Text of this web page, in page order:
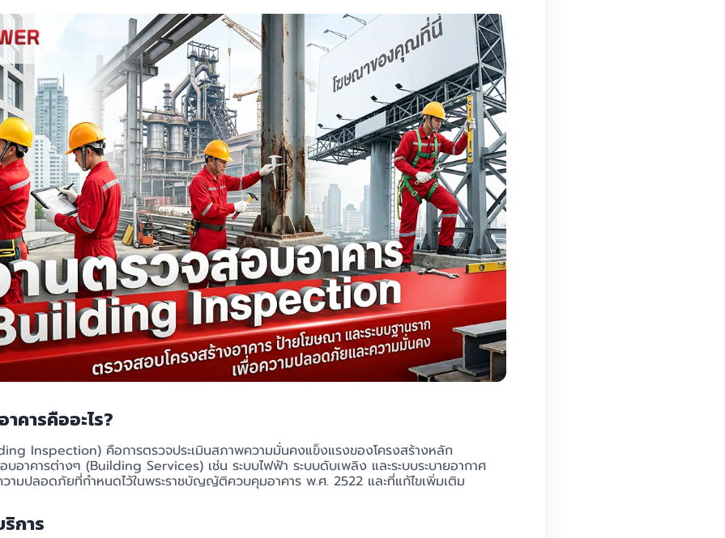
คารคืออะไร?
Inspection) คือการตรวจประเมินสภาพความมั่นคงแข็งแรงของโครงสร้างหลัก
บอาคารต่างๆ (Building Services) เช่น ระบบไฟฟ้า ระบบดับเพลิง และระบบระบายอากาศ
วามปลอดภัยที่กำหนดไว้ในพระราชบัญญัติควบคุมอาคาร พ.ศ. 2522 และที่แก้ไขเพิ่มเติม
การ